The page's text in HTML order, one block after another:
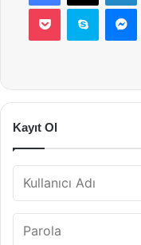
Pocket Skype
Kayıt Ol